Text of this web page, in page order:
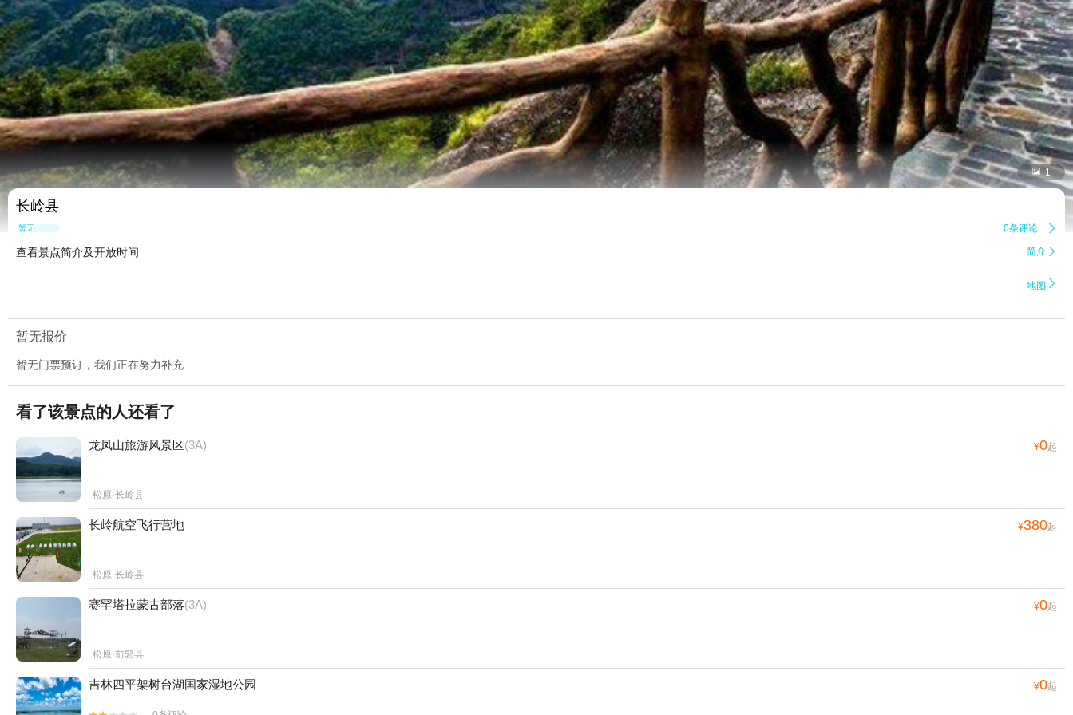
 1
长岭县
暂无点评 0条评论 
查看景点简介及开放时间 简介 
地图 
暂无报价
暂无门票预订，我们正在努力补充
看了该景点的人还看了
龙凤山旅游风景区(3A) ¥0起
松原·长岭县
长岭航空飞行营地 ¥380起
松原·长岭县
赛罕塔拉蒙古部落(3A) ¥0起
松原·前郭县
吉林四平架树台湖国家湿地公园 ¥0起